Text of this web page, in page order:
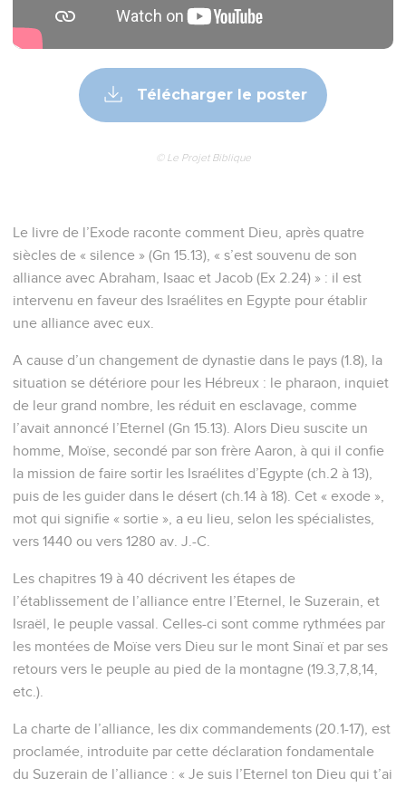
Télécharger le poster
© Le Projet Biblique
Le livre de l’Exode raconte comment Dieu, après quatre
siècles de « silence » (Gn 15.13), « s’est souvenu de son
alliance avec Abraham, Isaac et Jacob (Ex 2.24) » : il est
intervenu en faveur des Israélites en Egypte pour établir
une alliance avec eux.
A cause d’un changement de dynastie dans le pays (1.8), la
situation se détériore pour les Hébreux : le pharaon, inquiet
de leur grand nombre, les réduit en esclavage, comme
l’avait annoncé l’Eternel (Gn 15.13). Alors Dieu suscite un
homme, Moïse, secondé par son frère Aaron, à qui il confie
la mission de faire sortir les Israélites d’Egypte (ch.2 à 13),
puis de les guider dans le désert (ch.14 à 18). Cet « exode »,
mot qui signifie « sortie », a eu lieu, selon les spécialistes,
vers 1440 ou vers 1280 av. J.-C.
Les chapitres 19 à 40 décrivent les étapes de
l’établissement de l’alliance entre l’Eternel, le Suzerain, et
Israël, le peuple vassal. Celles-ci sont comme rythmées par
les montées de Moïse vers Dieu sur le mont Sinaï et par ses
retours vers le peuple au pied de la montagne (19.3,7,8,14,
etc.).
La charte de l’alliance, les dix commandements (20.1-17), est
proclamée, introduite par cette déclaration fondamentale
du Suzerain de l’alliance : « Je suis l’Eternel ton Dieu qui t’ai